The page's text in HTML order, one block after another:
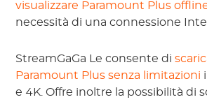
visualizzare Paramount Plus
necessità di una connessione
StreamGaGa Le consente di
Paramount Plus senza limitazioni
e 4K. Offre inoltre la possibilità di